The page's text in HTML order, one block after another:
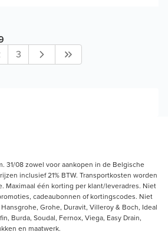
3
31/08 zowel voor aankopen in de Belgische
inclusief 21% BTW. Transportkosten worden
Maximaal één korting per klant/leveradres. Niet
cadeaubonnen of kortingscodes. Niet
Grohe, Duravit, Villeroy & Boch, Ideal
Burda, Soudal, Fernox, Viega, Easy Drain,
en maatwerk.